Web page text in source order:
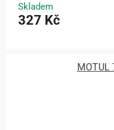
Skladem
327 Kč
MOTUL